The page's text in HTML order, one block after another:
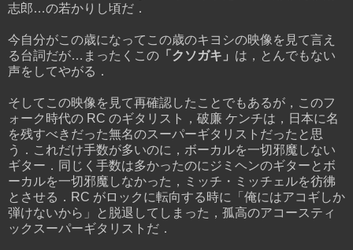
志郎…の若かりし頃だ．
今自分がこの歳になってこの歳のキヨシの映像を見て言え
る台詞だが…まったくこの 「クソガキ」 は，とんでもない
声をしてやがる．
そしてこの映像を見て再確認したことでもあるが，このフ
ォーク時代の RC のギタリスト，破廉 ケンチは，日本に名
を残すべきだった無名のスーパーギタリストだったと思
う．これだけ手数が多いのに，ボーカルを一切邪魔しない
ギター．同じく手数は多かったのにジミヘンのギターとボ
ーカルを一切邪魔しなかった，ミッチ・ミッチェルを彷彿
とさせる．RC がロックに転向する時に「俺にはアコギしか
弾けないから」と脱退してしまった，孤高のアコースティ
ックスーパーギタリストだ．